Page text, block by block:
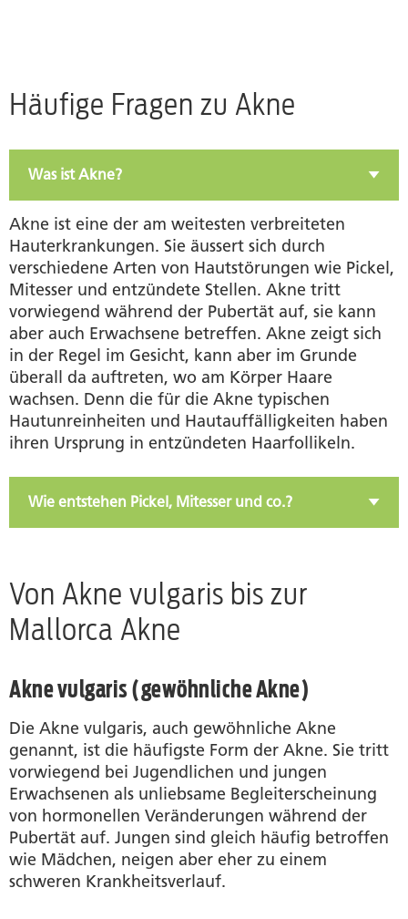
Akne mit homöopathischen Mitteln behandeln
Produkte
Autorin
Häufige Fragen zu Akne
Was ist Akne?
Akne ist eine der am weitesten verbreiteten
Hauterkrankungen. Sie äussert sich durch
verschiedene Arten von Hautstörungen wie Pickel,
Mitesser und entzündete Stellen. Akne tritt
vorwiegend während der Pubertät auf, sie kann
aber auch Erwachsene betreffen. Akne zeigt sich
in der Regel im Gesicht, kann aber im Grunde
überall da auftreten, wo am Körper Haare
wachsen. Denn die für die Akne typischen
Hautunreinheiten und Hautauffälligkeiten haben
ihren Ursprung in entzündeten Haarfollikeln.
Wie entstehen Pickel, Mitesser und co.?
Von Akne vulgaris bis zur
Mallorca Akne
Akne vulgaris (gewöhnliche Akne)
Die Akne vulgaris, auch gewöhnliche Akne
genannt, ist die häufigste Form der Akne. Sie tritt
vorwiegend bei Jugendlichen und jungen
Erwachsenen als unliebsame Begleiterscheinung
von hormonellen Veränderungen während der
Pubertät auf. Jungen sind gleich häufig betroffen
wie Mädchen, neigen aber eher zu einem
schweren Krankheitsverlauf.